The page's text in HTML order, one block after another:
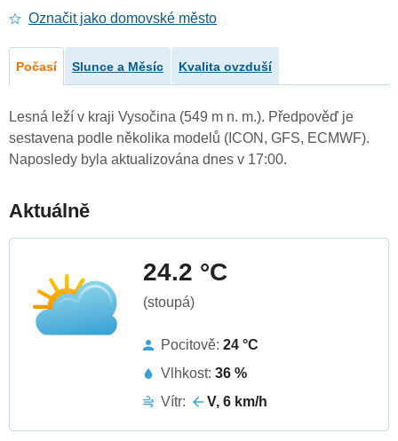
Označit jako domovské město
Počasí Slunce a Měsíc Kvalita ovzduší
Lesná leží v kraji Vysočina (549 m n. m.). Předpověď je
sestavena podle několika modelů (ICON, GFS, ECMWF).
Naposledy byla aktualizována dnes v 17:00.
Aktuálně
24.2 °C
(stoupá)
Pocitově: 24 °C
Vlhkost: 36 %
Vítr:
V, 6 km/h